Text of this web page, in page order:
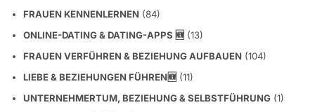
FRAUEN KENNENLERNEN (84)
ONLINE-DATING & DATING-APPS 🆕 (13)
FRAUEN VERFÜHREN & BEZIEHUNG AUFBAUEN (104)
LIEBE & BEZIEHUNGEN FÜHREN🆕 (11)
UNTERNEHMERTUM, BEZIEHUNG & SELBSTFÜHRUNG (1)